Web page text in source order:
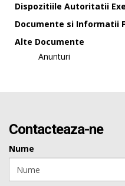
Dispozitiile Autoritatii
Documente si Informatii
Alte Documente
Anunturi
Contacteaza-ne
Nume